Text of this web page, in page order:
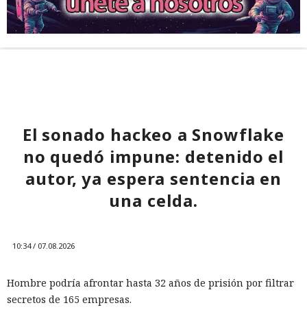
El sonado hackeo a Snowflake
no quedó impune: detenido el
autor, ya espera sentencia en
una celda.
10:34 / 07.08.2026
Hombre podría afrontar hasta 32 años de prisión por filtrar
secretos de 165 empresas.